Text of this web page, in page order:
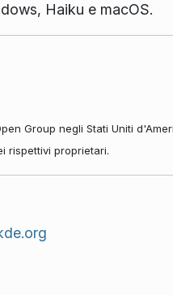
Haiku e macOS.
Group negli Stati Uniti
rispettivi proprietari.